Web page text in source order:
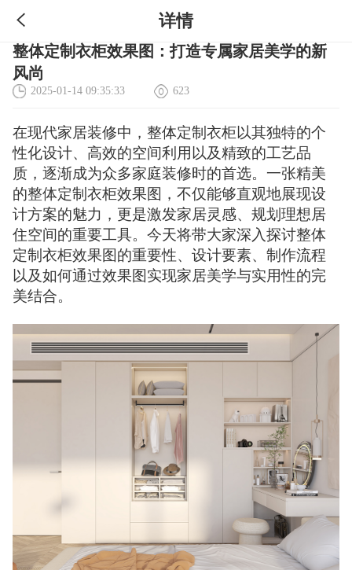
详情
整体定制衣柜效果图：打造专属家居美学的新
风尚
2025-01-14 09:35:33 623
在现代家居装修中，整体定制衣柜以其独特的个
性化设计、高效的空间利用以及精致的工艺品
质，逐渐成为众多家庭装修时的首选。一张精美
的整体定制衣柜效果图，不仅能够直观地展现设
计方案的魅力，更是激发家居灵感、规划理想居
住空间的重要工具。今天将带大家深入探讨整体
定制衣柜效果图的重要性、设计要素、制作流程
以及如何通过效果图实现家居美学与实用性的完
美结合。